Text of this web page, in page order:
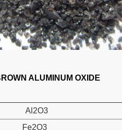
ALUMINUM OXIDE
Al2O3
Fe2O3